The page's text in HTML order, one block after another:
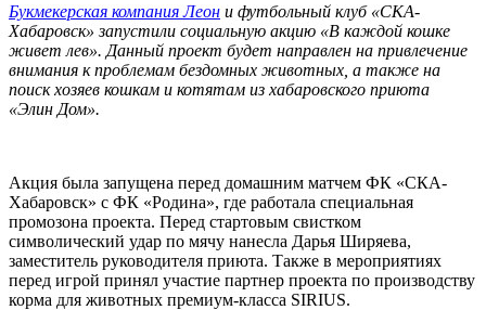
Букмекерская компания Леон и футбольный клуб «СКА-
Хабаровск» запустили социальную акцию «В каждой кошке
живет лев». Данный проект будет направлен на привлечение
внимания к проблемам бездомных животных, а также на
поиск хозяев кошкам и котятам из хабаровского приюта
«Элин Дом».
Акция была запущена перед домашним матчем ФК «СКА-
Хабаровск» с ФК «Родина», где работала специальная
промозона проекта. Перед стартовым свистком
символический удар по мячу нанесла Дарья Ширяева,
заместитель руководителя приюта. Также в мероприятиях
перед игрой принял участие партнер проекта по производству
корма для животных премиум-класса SIRIUS.